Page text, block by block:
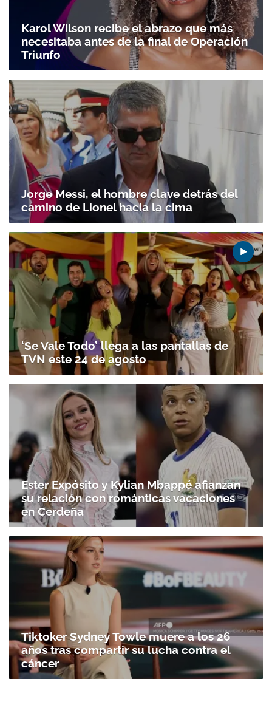
Karol Wilson recibe el abrazo que más
necesitaba antes de la final de Operación
Triunfo
Jorge Messi, el hombre clave detrás del
camino de Lionel hacia la cima
‘Se Vale Todo’ llega a las pantallas de
TVN este 24 de agosto
Ester Expósito y Kylian Mbappé afianzan
su relación con románticas vacaciones
en Cerdeña
Tiktoker Sydney Towle muere a los 26
años tras compartir su lucha contra el
cáncer